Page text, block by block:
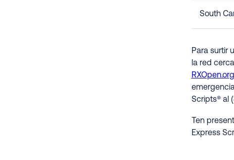
South
Para surtir
la red
RXOpen.org
Scripts® al
Ten
Express